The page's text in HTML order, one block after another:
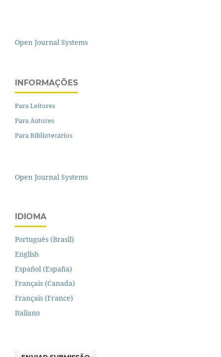
Open Journal Systems
INFORMAÇÕES
Para Leitores
Para Autores
Para Bibliotecários
Open Journal Systems
IDIOMA
Português (Brasil)
English
Español (España)
Français (Canada)
Français (France)
Italiano